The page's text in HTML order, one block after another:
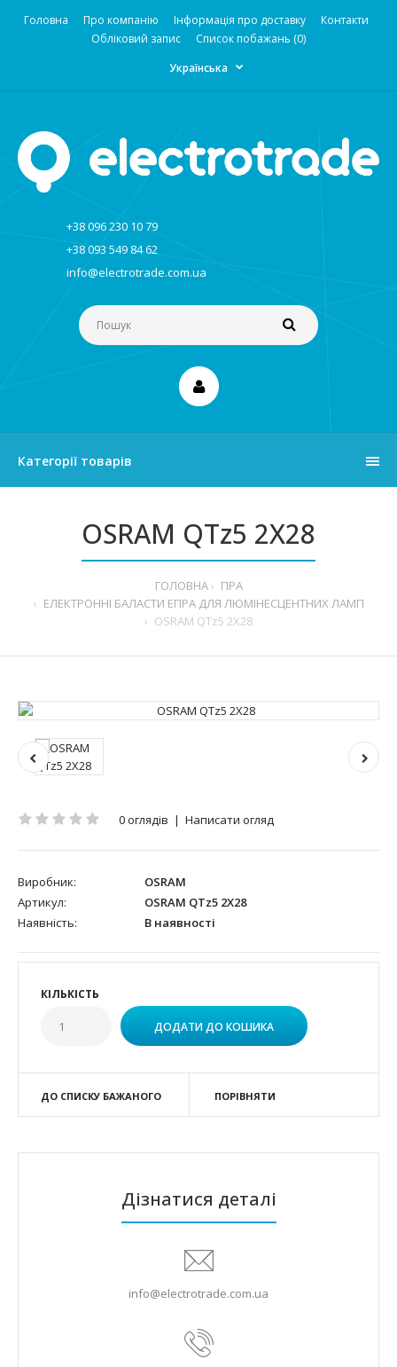
Головна Про компанію Інформація про доставку
Контакти
Обліковий запис
Список побажань (0)
Українська
+38 096 230 10 79
+38 093 549 84 62
info@electrotrade.com.ua
Категорії товарів
OSRAM QTz5 2X28
ГОЛОВНА
ПРА
ЕЛЕКТРОННІ БАЛАСТИ ЕПРА ДЛЯ ЛЮМІНЕСЦЕНТНИХ ЛАМП
OSRAM QTz5 2X28
0 оглядів | Написати огляд
Виробник:
OSRAM
Артикул:
OSRAM QTz5 2X28
Наявність:
В наявності
КІЛЬКІСТЬ
ДО СПИСКУ БАЖАНОГО ПОРІВНЯТИ
Дізнатися деталі
info@electrotrade.com.ua